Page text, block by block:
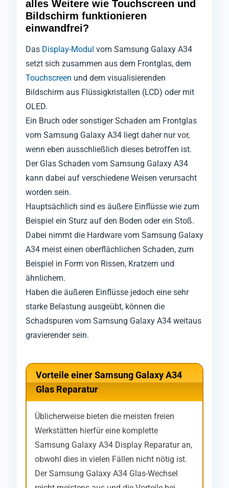
alles Weitere wie Touchscreen und
Bildschirm funktionieren
einwandfrei?
Das Display-Modul vom Samsung Galaxy A34
setzt sich zusammen aus dem Frontglas, dem
Touchscreen und dem visualisierenden
Bildschirm aus Flüssigkristallen (LCD) oder mit
OLED.
Ein Bruch oder sonstiger Schaden am Frontglas
vom Samsung Galaxy A34 liegt daher nur vor,
wenn eben ausschließlich dieses betroffen ist.
Der Glas Schaden vom Samsung Galaxy A34
kann dabei auf verschiedene Weisen verursacht
worden sein.
Hauptsächlich sind es äußere Einflüsse wie zum
Beispiel ein Sturz auf den Boden oder ein Stoß.
Dabei nimmt die Hardware vom Samsung Galaxy
A34 meist einen oberflächlichen Schaden, zum
Beispiel in Form von Rissen, Kratzern und
ähnlichem.
Haben die äußeren Einflüsse jedoch eine sehr
starke Belastung ausgeübt, können die
Schadspuren vom Samsung Galaxy A34 weitaus
gravierender sein.
Vorteile einer Samsung Galaxy A34
Glas Reparatur
Üblicherweise bieten die meisten freien
Werkstätten hierfür eine komplette
Samsung Galaxy A34 Display Reparatur an,
obwohl dies in vielen Fällen nicht nötig ist.
Der Samsung Galaxy A34 Glas-Wechsel